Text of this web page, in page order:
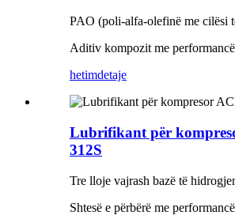
PAO (poli-alfa-olefinë me cilësi
Aditiv kompozit me
hetimdetaje
Lubrifikant për
312S
Tre lloje vajrash bazë të
Shtesë e përbërë me